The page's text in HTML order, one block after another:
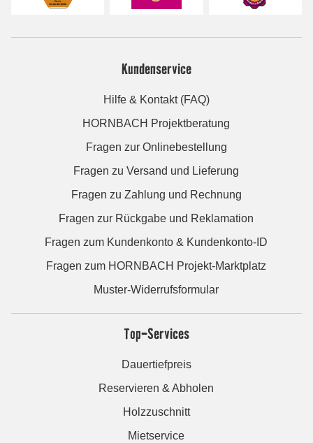
Kundenservice
Hilfe & Kontakt (FAQ)
HORNBACH Projektberatung
Fragen zur Onlinebestellung
Fragen zu Versand und Lieferung
Fragen zu Zahlung und Rechnung
Fragen zur Rückgabe und Reklamation
Fragen zum Kundenkonto & Kundenkonto-ID
Fragen zum HORNBACH Projekt-Marktplatz
Muster-Widerrufsformular
Top-Services
Dauertiefpreis
Reservieren & Abholen
Holzzuschnitt
Mietservice